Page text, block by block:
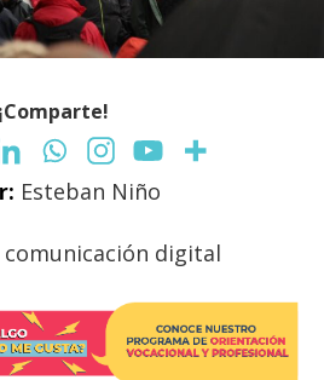
¡Comparte!
Esteban Niño
comunicación digital